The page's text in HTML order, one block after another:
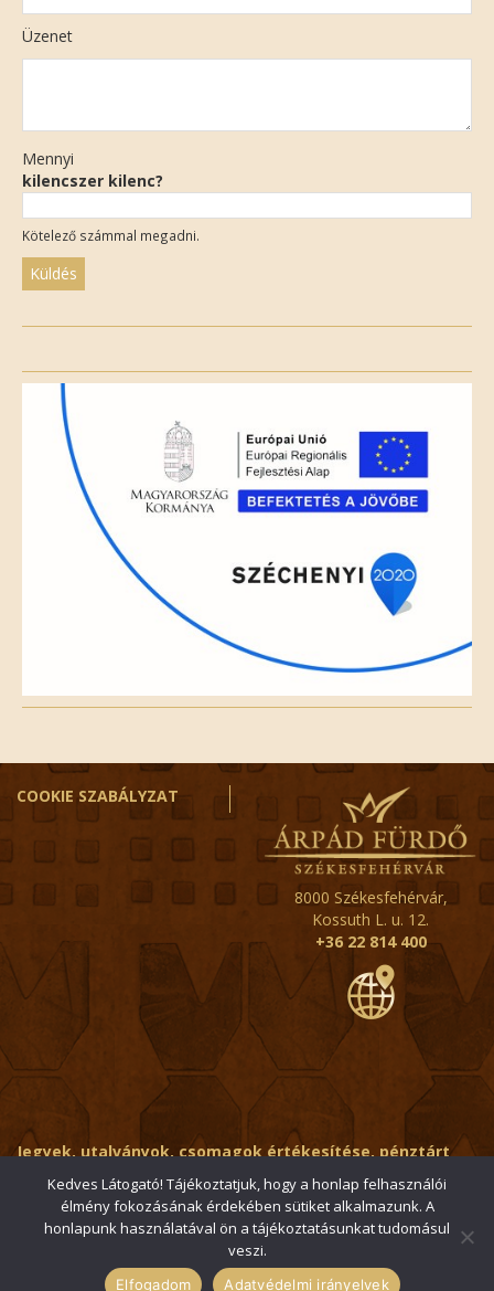
Üzenet
Mennyi
kilencszer kilenc?
Kötelező számmal megadni.
field
empty.
COOKIE SZABÁLYZAT
8000 Székesfehérvár,
Kossuth L. u. 12.
+36 22 814 400
Jegyek, utalványok, csomagok értékesítése, pénztárt
érintő kérdések:
ertekesito@fehervar-arpadfurdo.hu
Általános érdeklődés: info@fehervar-arpadfurdo.hu
© 2006-2026 Székesfehérvári Árpád Fürdő / Minden jog
Kedves Látogató! Tájékoztatjuk, hogy a honlap felhasználói
élmény fokozásának érdekében sütiket alkalmazunk. A
honlapunk használatával ön a tájékoztatásunkat tudomásul
veszi.
Elfogadom Adatvédelmi irányelvek